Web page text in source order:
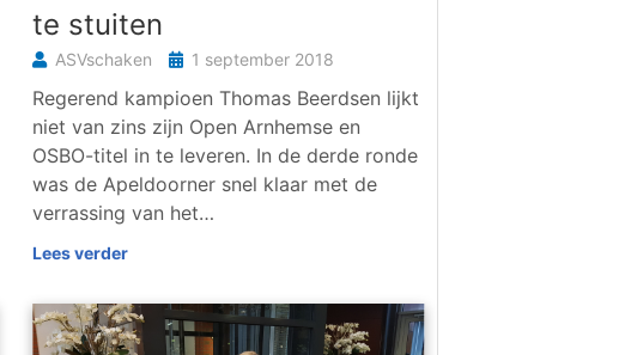
te stuiten
ASVschaken 1 september 2018
Regerend kampioen Thomas Beerdsen lijkt
niet van zins zijn Open Arnhemse en
OSBO-titel in te leveren. In de derde ronde
was de Apeldoorner snel klaar met de
verrassing van het…
Lees verder